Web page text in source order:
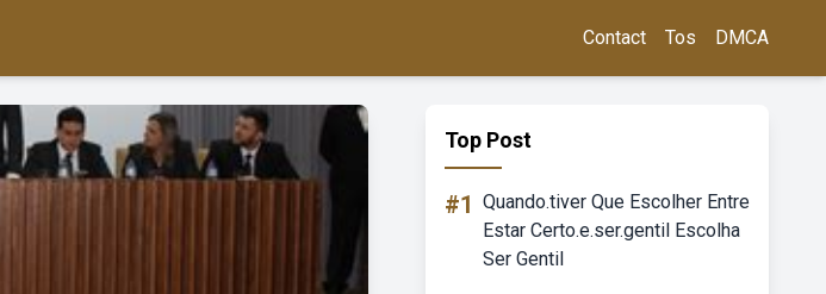
Contact Tos DMCA
Top Post
#1 Quando.tiver Que Escolher Entre
Estar Certo.e.ser.gentil Escolha
Ser Gentil